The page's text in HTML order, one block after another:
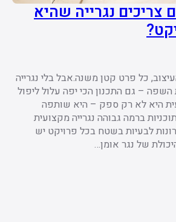
צריכים נגרייה שהיא
כל פרט קטן משנה.אבל בלי נגרייה
– גם התכנון הכי יפה עלול ליפול
היא לא רק ספק – היא שותפה
ברמה גבוהה נגרייה מקצועית
לבעיות בשטח בכל פרויקט יש
של נגר אומן…